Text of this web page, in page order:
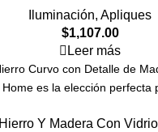
Iluminación, Apliques
$1,107.00
Leer más
Curvo con Detalle de
Home es la elección perfecta
Y Madera Con